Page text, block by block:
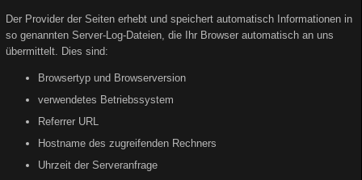
Der Provider der Seiten erhebt und speichert automatisch Informationen in
so genannten Server-Log-Dateien, die Ihr Browser automatisch an uns
übermittelt. Dies sind:
Browsertyp und Browserversion
verwendetes Betriebssystem
Referrer URL
Hostname des zugreifenden Rechners
Uhrzeit der Serveranfrage